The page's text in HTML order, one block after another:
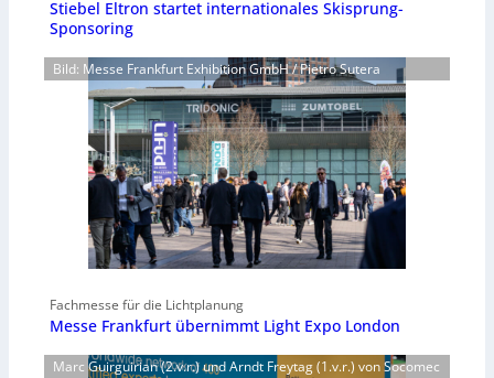
Stiebel Eltron startet internationales Skisprung-
Sponsoring
Bild: Messe Frankfurt Exhibition GmbH / Pietro Sutera
Fachmesse für die Lichtplanung
Messe Frankfurt übernimmt Light Expo London
Marc Guirguirian (2.v.r.) und Arndt Freytag (1.v.r.) von Socomec